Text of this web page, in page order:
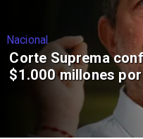
Nacional
Corte Suprema
$1.000 millones